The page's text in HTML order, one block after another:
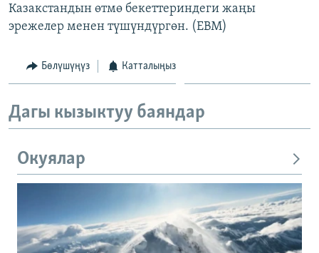
Казакстандын өтмө бекеттериндеги жаңы
эрежелер менен түшүндүргөн. (EBM)
Бөлүшүңүз Катталыңыз
Дагы кызыктуу баяндар
Окуялар